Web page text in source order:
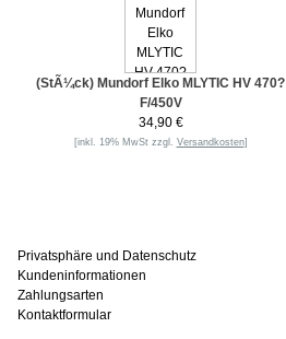
(StÃ¼ck) Mundorf Elko MLYTIC HV 470?
F/450V
34,90 €
[inkl. 19% MwSt zzgl. Versandkosten]
Privatsphäre und Datenschutz
Kundeninformationen
Zahlungsarten
Kontaktformular